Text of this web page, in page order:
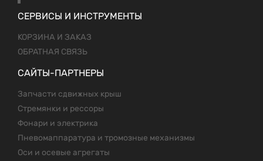
СЕРВИСЫ И ИНСТРУМЕНТЫ
КОРЗИНА И ЗАКАЗ
ОБРАТНАЯ СВЯЗЬ
САЙТЫ-ПАРТНЕРЫ
Запчасти сдвижных крыш
Стремянки и рессоры
Фонари и электрика
Пневомаппаратура и тромозные механизмы
Оси и осевые агрегаты